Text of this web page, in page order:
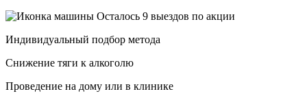
Осталось 9 выездов по акции
Индивидуальный подбор метода
Снижение тяги к алкоголю
Проведение на дому или в клинике